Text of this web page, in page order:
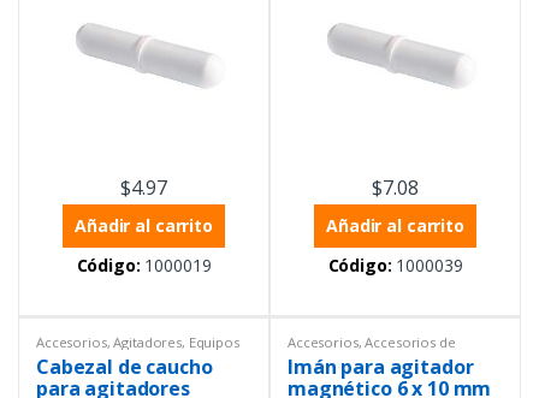
$4.97
Añadir al carrito
Código: 1000019
$7.08
Añadir al carrito
Código: 1000039
Accesorios,Agitadores, Equipos
de Laboratorio
Cabezal de caucho
para agitadores
Accesorios,Accesorios de
de Laboratorio ,Varios
Imán para agitador
magnético 6 x 10 mm